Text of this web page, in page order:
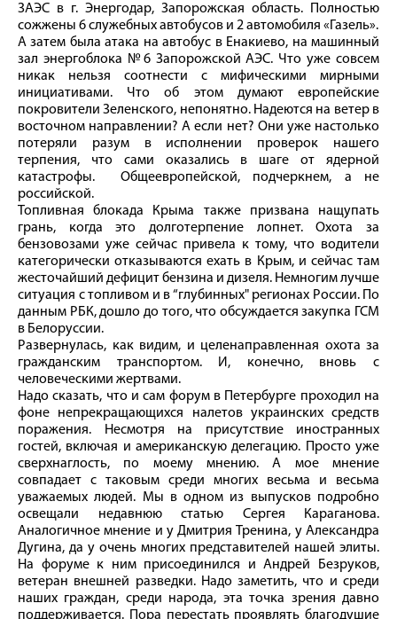
ЗАЭС в г. Энергодар, Запорожская область. Полностью
сожжены 6 служебных автобусов и 2 автомобиля «Газель».
А затем была атака на автобус в Енакиево, на машинный
зал энергоблока №6 Запорожской АЭС. Что уже совсем
никак нельзя соотнести с мифическими мирными
инициативами. Что об этом думают европейские
покровители Зеленского, непонятно. Надеются на ветер в
восточном направлении? А если нет? Они уже настолько
потеряли разум в исполнении проверок нашего
терпения, что сами оказались в шаге от ядерной
катастрофы. Общеевропейской, подчеркнем, а не
российской.
Топливная блокада Крыма также призвана нащупать
грань, когда это долготерпение лопнет. Охота за
бензовозами уже сейчас привела к тому, что водители
категорически отказываются ехать в Крым, и сейчас там
жесточайший дефицит бензина и дизеля. Немногим лучше
ситуация с топливом и в “глубинных" регионах России. По
данным РБК, дошло до того, что обсуждается закупка ГСМ
в Белоруссии.
Развернулась, как видим, и целенаправленная охота за
гражданским транспортом. И, конечно, вновь с
человеческими жертвами.
Надо сказать, что и сам форум в Петербурге проходил на
фоне непрекращающихся налетов украинских средств
поражения. Несмотря на присутствие иностранных
гостей, включая и американскую делегацию. Просто уже
сверхнаглость, по моему мнению. А мое мнение
совпадает с таковым среди многих весьма и весьма
уважаемых людей. Мы в одном из выпусков подробно
освещали недавнюю статью Сергея Караганова.
Аналогичное мнение и у Дмитрия Тренина, у Александра
Дугина, да у очень многих представителей нашей элиты.
На форуме к ним присоединился и Андрей Безруков,
ветеран внешней разведки. Надо заметить, что и среди
наших граждан, среди народа, эта точка зрения давно
поддерживается. Пора перестать проявлять благодушие